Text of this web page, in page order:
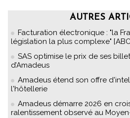
AUTRES
Facturation électronique : "la
législation la plus complexe"
SAS optimise le prix de ses
d’Amadeus
Amadeus étend son offre
l'hôtellerie
Amadeus démarre 2026 en
ralentissement observé au